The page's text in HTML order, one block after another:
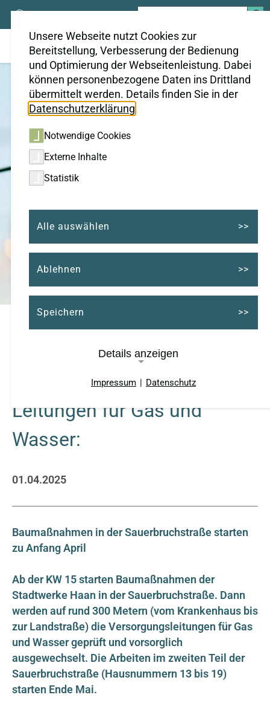
Suchen
Stadtwerke Haan erneuern
Leitungen für Gas und
Wasser:
01.04.2025
Baumaßnahmen in der Sauerbruchstraße starten
zu Anfang April
Ab der KW 15 starten Baumaßnahmen der
Stadtwerke Haan in der Sauerbruchstraße. Dann
werden auf rund 300 Metern (vom Krankenhaus bis
zur Landstraße) die Versorgungsleitungen für Gas
und Wasser geprüft und vorsorglich
ausgewechselt. Die Arbeiten im zweiten Teil der
Sauerbruchstraße (Hausnummern 13 bis 19)
starten Ende Mai.
Unsere Webseite nutzt Cookies zur
Bereitstellung, Verbesserung der Bedienung
und Optimierung der Webseitenleistung. Dabei
können personenbezogene Daten ins Drittland
übermittelt werden. Details finden Sie in der
Datenschutzerklärung.
Notwendige Cookies
Externe Inhalte
Statistik
Alle auswählen
Ablehnen
Speichern
Details anzeigen
Cookie Consent
Name:
ein Jahr
TYPO3 Frontend
Name:
fe_typo_user
Cookie Laufzeit:
Session
Externe Inhalte
Impressum | Datenschutz